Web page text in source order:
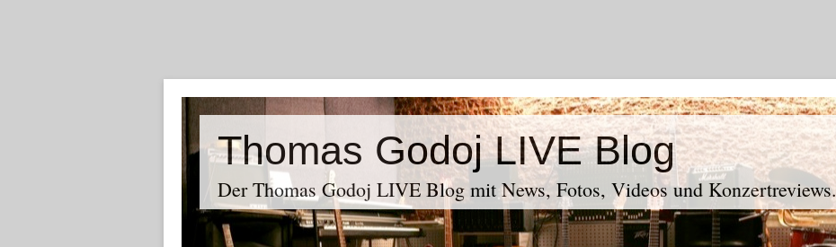
Thomas Godoj LIVE Blog
Der Thomas Godoj LIVE Blog mit News, Fotos, Videos und Konzertreviews.